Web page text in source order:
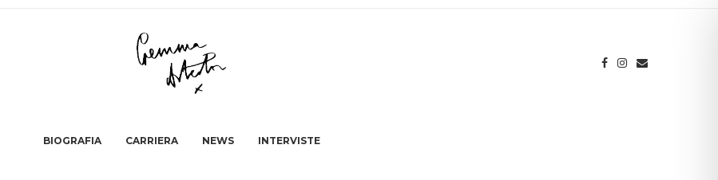
BIOGRAFIA CARRIERA NEWS INTERVISTE